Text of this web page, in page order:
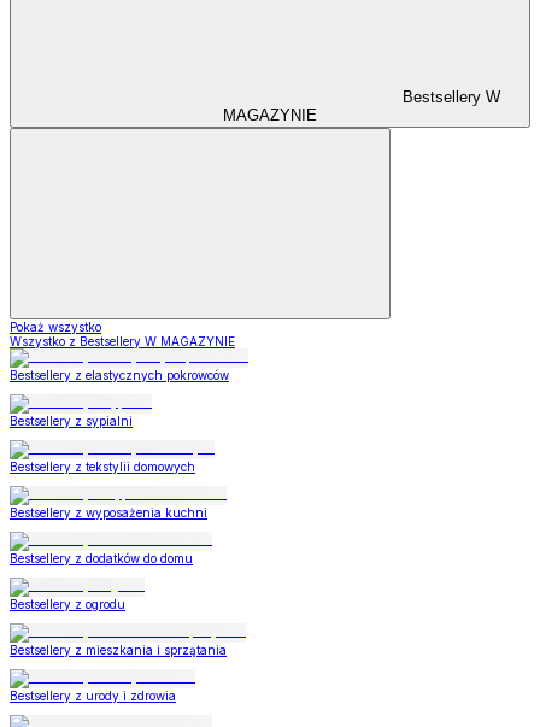
Bestsellery W
MAGAZYNIE
Pokaż wszystko
Wszystko z Bestsellery W MAGAZYNIE
Bestsellery z elastycznych pokrowców
Bestsellery z sypialni
Bestsellery z tekstylii domowych
Bestsellery z wyposażenia kuchni
Bestsellery z dodatków do domu
Bestsellery z ogrodu
Bestsellery z mieszkania i sprzątania
Bestsellery z urody i zdrowia